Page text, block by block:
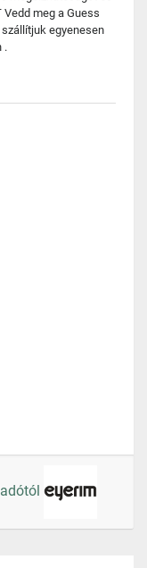
meg a Guess
egyenesen
.